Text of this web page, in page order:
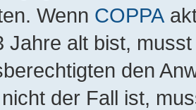
Wenn COPPA
Jahre alt bist,
den
der Fall ist,